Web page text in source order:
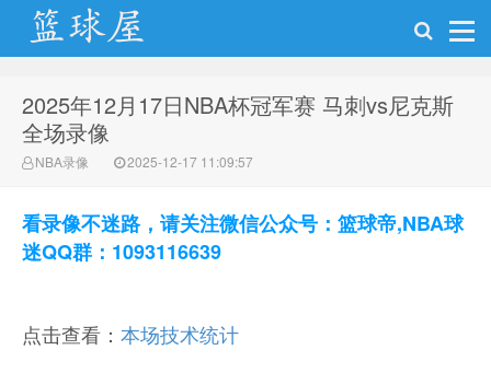
NBA录像网
2025年12月17日NBA杯冠军赛 马刺vs尼克斯
全场录像
NBA录像 2025-12-17 11:09:57
看录像不迷路，请关注微信公众号：篮球帝,NBA球
迷QQ群：1093116639
点击查看： 本场技术统计